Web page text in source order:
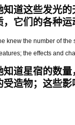
知道这些发光
，它们的各种
knew the number of
the effects and
知道星宿的数
受造物；这些